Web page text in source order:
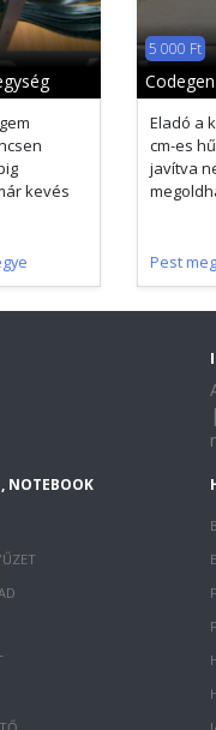
kevés
5 000 Ft
Eladó a
cm-es
javítva
Pest
|
NOTEBOOK